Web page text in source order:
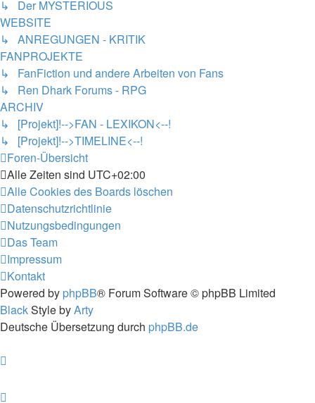
↳ Der MYSTERIOUS
WEBSITE
↳ ANREGUNGEN - KRITIK
FANPROJEKTE
↳ FanFiction und andere Arbeiten von Fans
↳ Ren Dhark Forums - RPG
ARCHIV
↳ [Projekt]!-->FAN - LEXIKON<--!
↳ [Projekt]!-->TIMELINE<--!
Foren-Übersicht
Alle Zeiten sind UTC+02:00
Alle Cookies des Boards löschen
Datenschutzrichtlinie
Nutzungsbedingungen
Das Team
Impressum
Kontakt
Powered by phpBB® Forum Software © phpBB Limited
BlackStyle byArty
Deutsche Übersetzung durch phpBB.de